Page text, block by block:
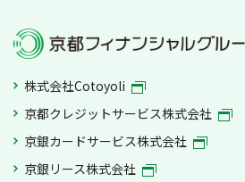
株式会社Cotoyoli
京都クレジットサービス株式会社
京銀カードサービス株式会社
京銀リース株式会社